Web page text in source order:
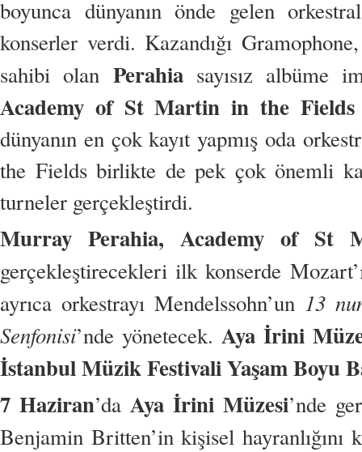
boyunca dünyanın önde gelen
konserler verdi. Kazandığı
sahibi olan Perahia sayısız albüme
Academy of St Martin in the Fields
dünyanın en çok kayıt yapmış oda
the Fields birlikte de pek çok önemli
turneler gerçekleştirdi.
Murray Perahia, Academy of St
gerçekleştirecekleri ilk konserde
ayrıca orkestrayı Mendelssohn’un 13
Senfonisi’nde yönetecek. Aya İrini
İstanbul Müzik Festivali Yaşam Boyu
7 Haziran’da Aya İrini Müzesi’nde
Benjamin Britten’in kişisel hayranlığını